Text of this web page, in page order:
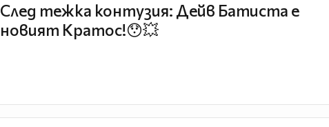
След тежка контузия: Дейв Батиста е
новият Кратос!😯💥